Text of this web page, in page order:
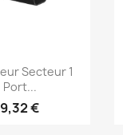
rapide
Secteur 1
Port...
9,32 €